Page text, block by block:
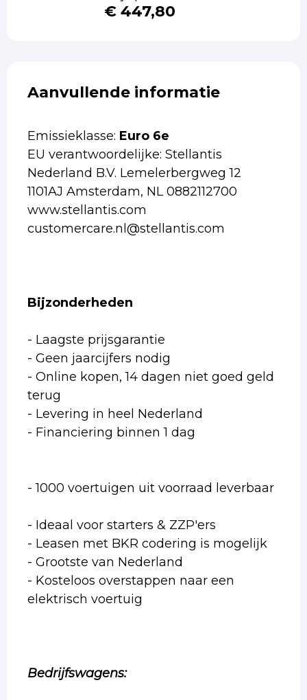
€ 447,80
Aanvullende informatie
Emissieklasse: Euro 6e
EU verantwoordelijke: Stellantis
Nederland B.V. Lemelerbergweg 12
1101AJ Amsterdam, NL 0882112700
www.stellantis.com
customercare.nl@stellantis.com
Bijzonderheden
- Laagste prijsgarantie
- Geen jaarcijfers nodig
- Online kopen, 14 dagen niet goed geld
terug
- Levering in heel Nederland
- Financiering binnen 1 dag
- 1000 voertuigen uit voorraad leverbaar
- Ideaal voor starters & ZZP'ers
- Leasen met BKR codering is mogelijk
- Grootste van Nederland
- Kosteloos overstappen naar een
elektrisch voertuig
Bedrijfswagens: